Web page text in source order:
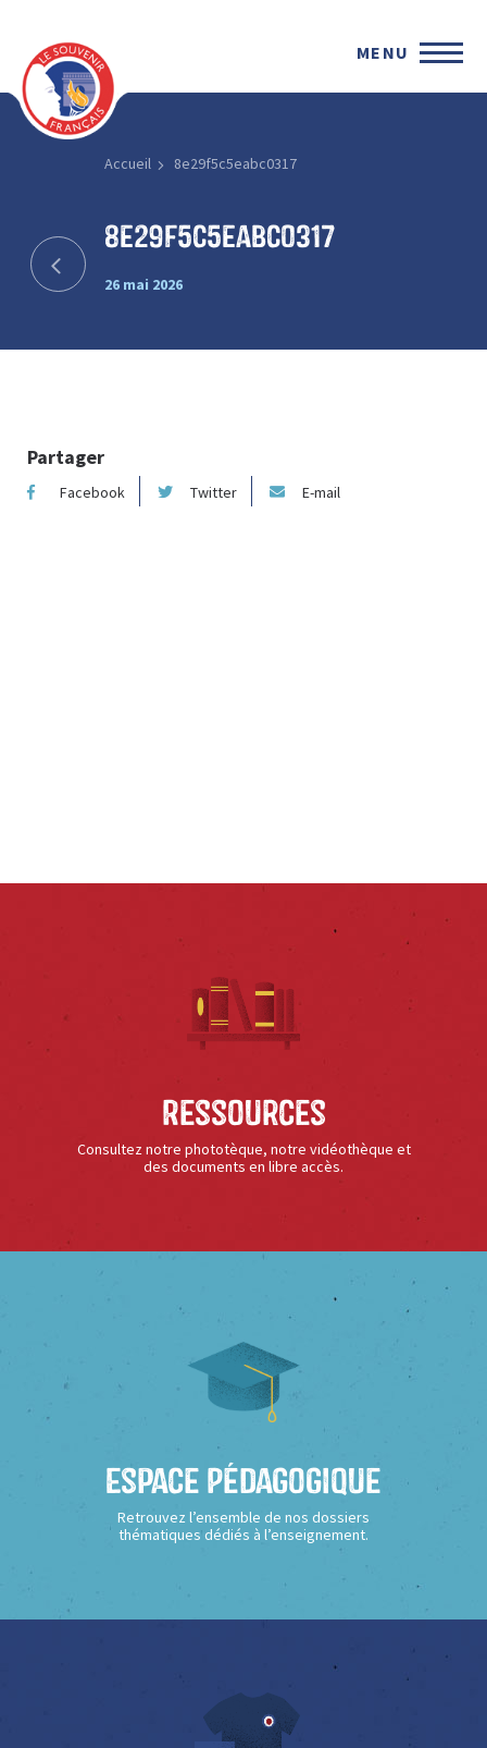
MENU
Accueil 8e29f5c5eabc0317
8e29f5c5eabc0317
26 mai 2026
Partager
Facebook Twitter E-mail
Ressources
Consultez notre phototèque, notre vidéothèque et
des documents en libre accès.
Espace Pédagogique
Retrouvez l’ensemble de nos dossiers
thématiques dédiés à l’enseignement.